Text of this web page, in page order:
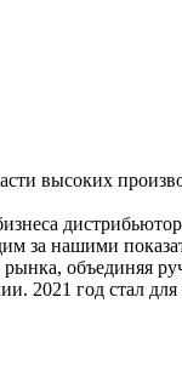
высоких
за нашими
объединяя
2021 год стал